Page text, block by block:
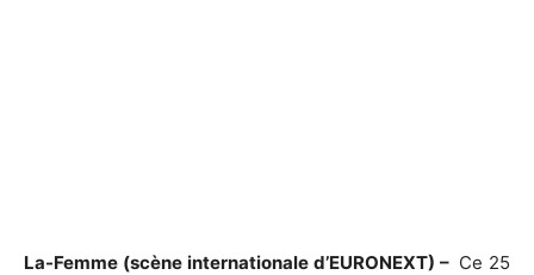
La-Femme (scène internationale d’EURONEXT) – Ce 25